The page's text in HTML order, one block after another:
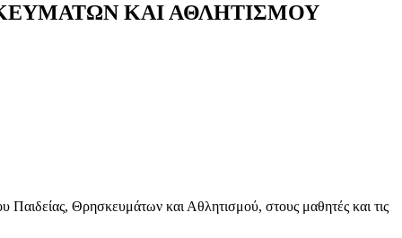
ΚΑΙ ΑΘΛΗΤΙΣΜΟΥ
Θρησκευμάτων και Αθλητισμού, στους μαθητές και τις